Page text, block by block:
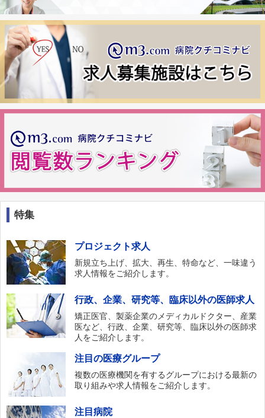
特集
プロジェクト求人
新規立ち上げ、拡大、再生、特命など、一味違う
求人情報をご紹介します。
行政、企業、研究等、臨床以外の医師求人
矯正医官、製薬企業のメディカルドクター、産業
医など、行政、企業、研究等、臨床以外の医師求
人をご紹介します。
注目の医療グループ
複数の医療機関を有するグループにおける最新の
取り組みや求人情報をご紹介します。
注目病院